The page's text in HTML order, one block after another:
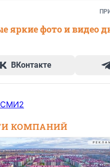
яркие фото и видео
ВКонтакте
СМИ2
КОМПАНИЙ